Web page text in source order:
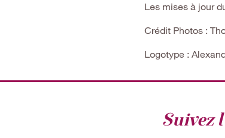
Les mises à jour
Crédit Photos :
Logotype :
Suivez